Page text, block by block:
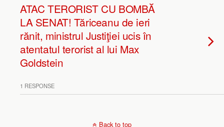
ATAC TERORIST CU BOMBĂ
LA SENAT! Tăriceanu de ieri
rănit, ministrul Justiţiei ucis în
atentatul terorist al lui Max
Goldstein
1 RESPONSE
Back to top